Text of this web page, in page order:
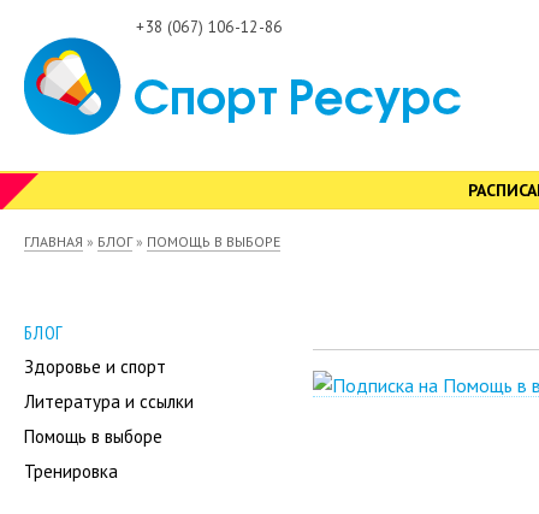
+38 (067) 106-12-86
ГЛАВНАЯ » БЛОГ » ПОМОЩЬ В ВЫБОРЕ
БЛОГ
Здоровье и спорт
Литература и ссылки
Помощь в выборе
Тренировка